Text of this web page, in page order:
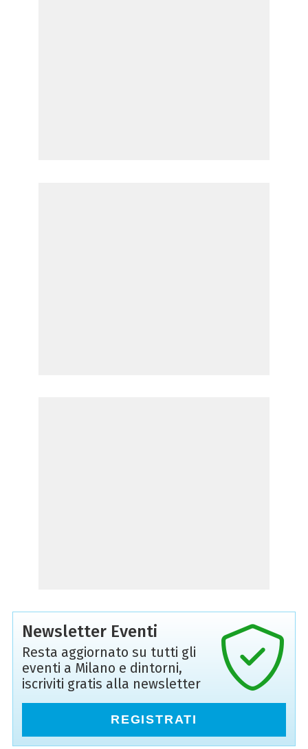
Newsletter Eventi
Resta aggiornato su tutti gli
eventi a Milano e dintorni,
iscriviti gratis alla newsletter
REGISTRATI